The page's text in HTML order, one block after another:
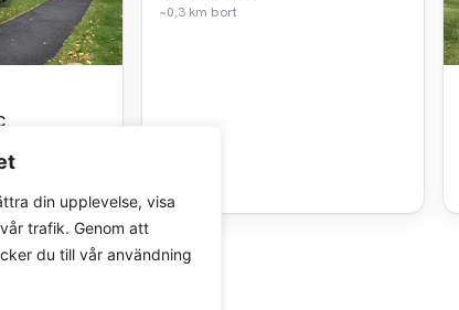
din upplevelse, visa
trafik. Genom att
du till vår användning
~0,3 km bort